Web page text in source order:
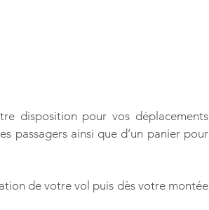
disposition pour vos déplacements
passagers ainsi que d’un panier pour
de votre vol puis dès votre montée